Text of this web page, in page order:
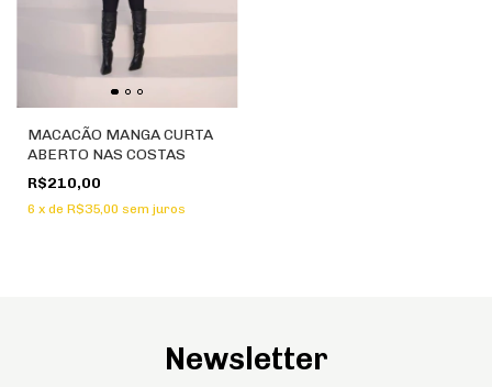
MACACÃO MANGA CURTA
ABERTO NAS COSTAS
R$210,00
6 x de R$35,00 sem juros
Newsletter